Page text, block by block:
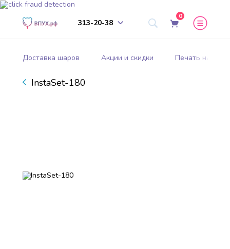
313-20-38
0
Доставка шаров Акции и скидки Печать на
InstaSet-180